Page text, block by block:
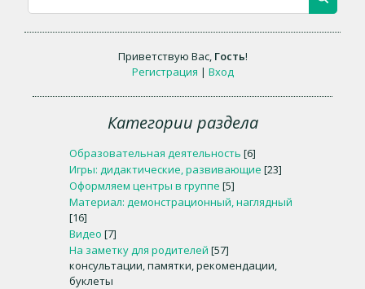
Приветствую Вас, Гость!
Регистрация | Вход
Категории раздела
Образовательная деятельность [6]
Игры: дидактические, развивающие [23]
Оформляем центры в группе [5]
Материал: демонстрационный, наглядный
[16]
Видео [7]
На заметку для родителей [57]
консультации, памятки, рекомендации,
буклеты